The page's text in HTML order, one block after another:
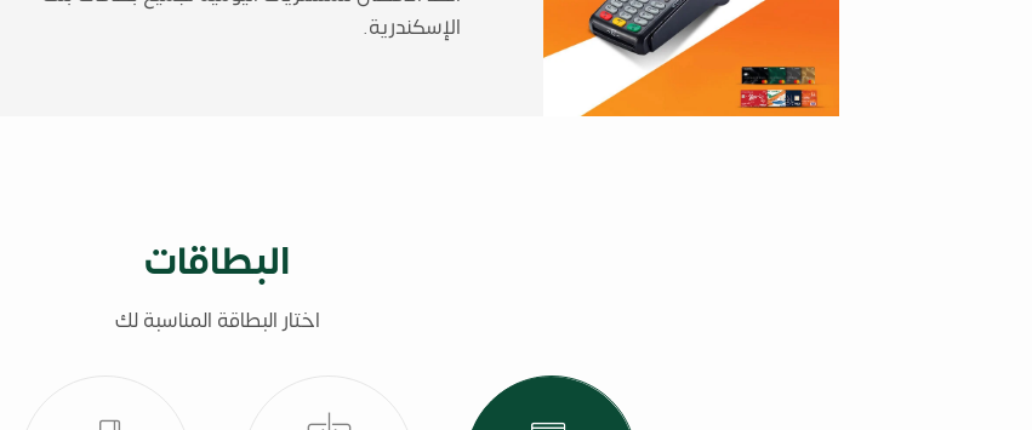
الإسكندرية.
البطاقات
اختار البطاقة المناسبة لك